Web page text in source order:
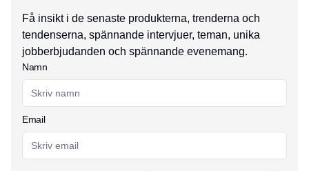
Få insikt i de senaste produkterna, trenderna och
tendenserna, spännande intervjuer, teman, unika
jobberbjudanden och spännande evenemang.
Namn
Email